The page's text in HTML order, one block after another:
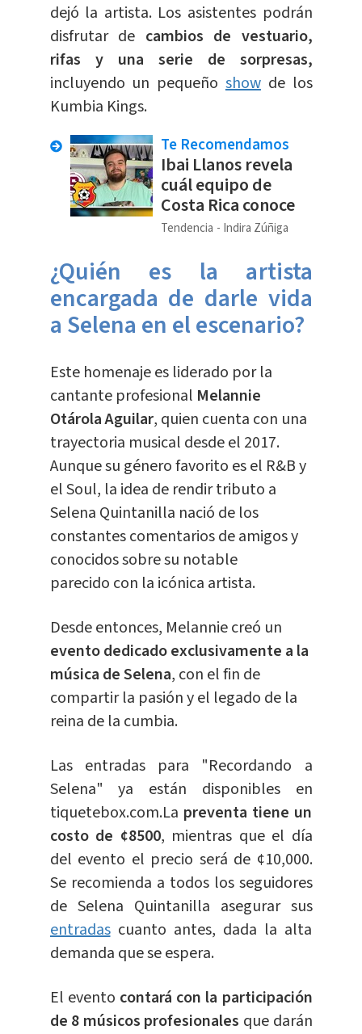
dejó la artista. Los asistentes podrán
disfrutar de cambios de vestuario,
rifas y una serie de sorpresas,
incluyendo un pequeño showde los
Kumbia Kings.
Te Recomendamos
Ibai Llanos revela
cuál equipo de
Costa Rica conoce
Tendencia Indira Zúñiga
¿Quién es la artista
encargada de darle vida
a Selena en el escenario?
Este homenaje es liderado por la
cantante profesional Melannie
Otárola Aguilar, quien cuenta con una
trayectoria musical desde el 2017.
Aunque su género favorito es el R&B y
el Soul, la idea de rendir tributo a
Selena Quintanilla nació de los
constantes comentarios de amigos y
conocidos sobre su notable
parecido con la icónica artista.
Desde entonces, Melannie creó un
evento dedicado exclusivamente a la
música de Selena, con el fin de
compartir la pasión y el legado de la
reina de la cumbia.
Las entradas para "Recordando a
Selena" ya están disponibles en
tiquetebox.com.La preventa tiene un
costo de ¢8500, mientras que el día
del evento el precio será de ¢10,000.
Se recomienda a todos los seguidores
de Selena Quintanilla asegurar sus
entradascuanto antes, dada la alta
demanda que se espera.
El evento contará con la participación
de 8 músicos profesionales que darán